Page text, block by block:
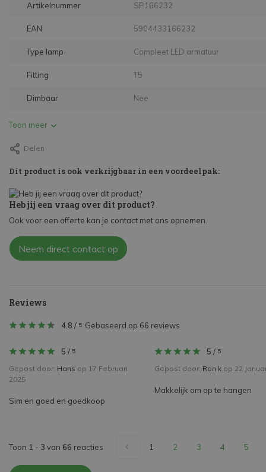
Artikelnummer SP166232
EAN 5904433166232
Type lamp Compleet LED armatuur
Fitting T5
Dimbaar Nee
Toon meer
Delen
Dit product is ook verkrijgbaar in een voordeelpak:
Heb jij een vraag over dit product?
Ook voor een offerte kan je contact met ons opnemen.
Neem direct contact op
Reviews
4.8 / 5 Gebaseerd op 66 reviews
5 / 5
Gepost door: Hans op 17 Februari
2025
Sim en goed en goedkoop
5 / 5
Gepost door: Ron k op 22
Makkelijk om op te hangen
Toon 1 - 3 van 66 reacties 1 2 3 4 5